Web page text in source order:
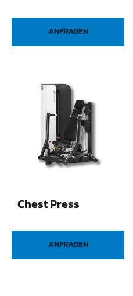
ANFRAGEN
Chest Press
ANFRAGEN